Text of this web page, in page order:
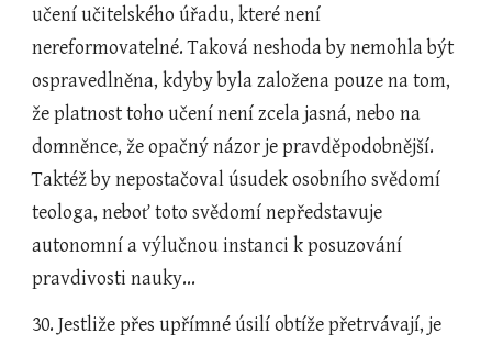
učení učitelského úřadu, které není
nereformovatelné. Taková neshoda by nemohla být
ospravedlněna, kdyby byla založena pouze na tom,
že platnost toho učení není zcela jasná, nebo na
domněnce, že opačný názor je pravděpodobnější.
Taktéž by nepostačoval úsudek osobního svědomí
teologa, neboť toto svědomí nepředstavuje
autonomní a výlučnou instanci k posuzování
pravdivosti nauky...
30. Jestliže přes upřímné úsilí obtíže přetrvávají, je